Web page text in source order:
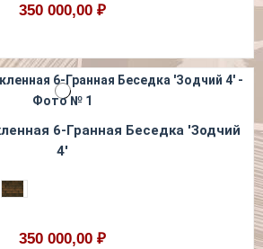
350 000,00 ₽
6-Гранная Беседка 'Зодчий
4'
350 000,00 ₽